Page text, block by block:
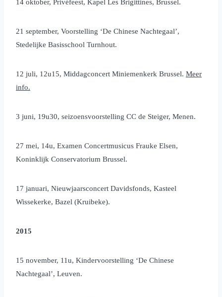
14 oktober, Privéfeest, Kapel Les Brigittines, Brussel.
21 september, Voorstelling ‘De Chinese Nachtegaal’,
Stedelijke Basisschool Turnhout.
12 juli, 12u15, Middagconcert Miniemenkerk Brussel. Meer
info.
3 juni, 19u30, seizoensvoorstelling CC de Steiger, Menen.
27 mei, 14u, Examen Concertmusicus Frauke Elsen,
Koninklijk Conservatorium Brussel.
17 januari, Nieuwjaarsconcert Davidsfonds, Kasteel
Wissekerke, Bazel (Kruibeke).
2015
15 november, 11u, Kindervoorstelling ‘De Chinese
Nachtegaal’, Leuven.